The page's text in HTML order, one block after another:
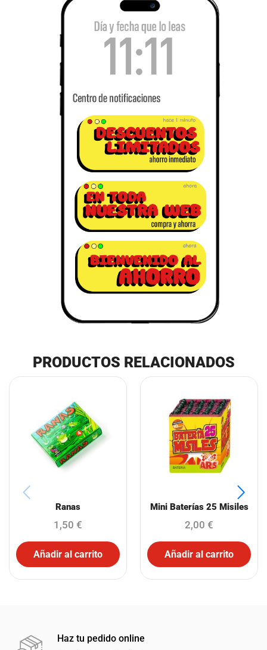
PRODUCTOS RELACIONADOS
Ranas
1,50 €
Añadir al carrito
Mini Baterías 25 Misiles
2,00 €
Añadir al carrito
Haz tu pedido online